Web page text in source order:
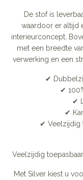
De stof is
waardoor er altijd
interieurconcept.
met een breedte
verwerking en een
✔
✔
✔
✔
✔ Veelzijdig
Veelzijdig
Met Silver kiest u